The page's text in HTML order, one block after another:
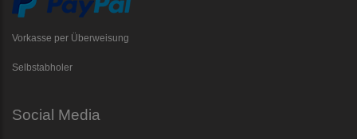
Vorkasse per Überweisung
Selbstabholer
Social Media